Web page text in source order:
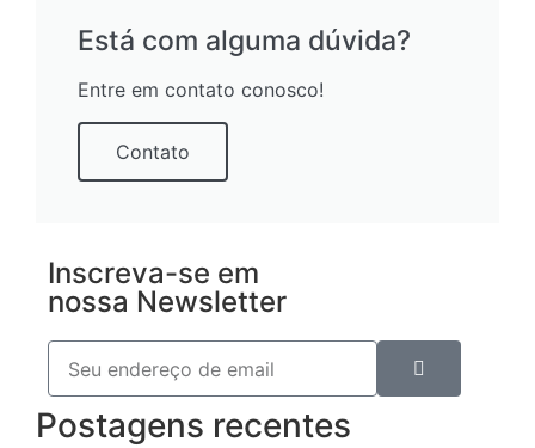
Está com alguma dúvida?
Entre em contato conosco!
Contato
Inscreva-se em
nossa Newsletter
Postagens recentes